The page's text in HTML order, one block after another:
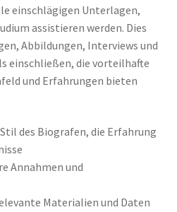
einschlägigen Unterlagen,
assistieren werden. Dies
Abbildungen, Interviews und
einschließen, die vorteilhafte
und Erfahrungen bieten
des Biografen, die Erfahrung
Annahmen und
Materialien und Daten